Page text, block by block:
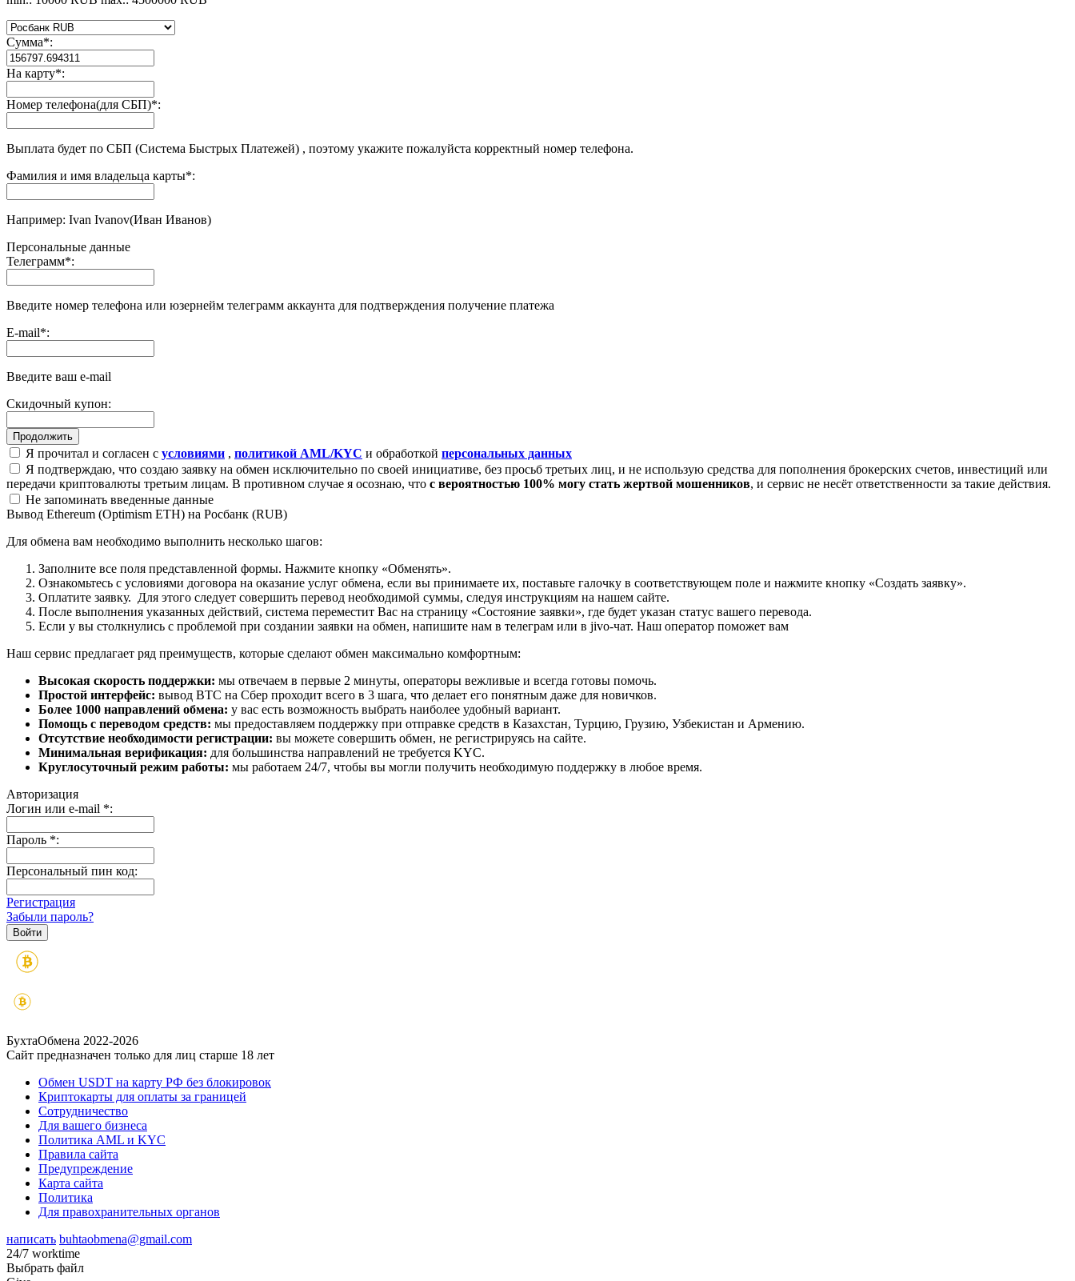
Сумма*:
На карту*:
Номер телефона(для СБП)*:
Выплата будет по СБП (Система Быстрых Платежей) , поэтому укажите пожалуйста корректный номер телефона.
Фамилия и имя владельца карты*:
Например: Ivan Ivanov(Иван Иванов)
Персональные данные
Телеграмм*:
Введите номер телефона или юзернейм телеграмм аккаунта для подтверждения получение платежа
E-mail*:
Введите ваш e-mail
Скидочный купон:
Я прочитал и согласен с условиями , политикой AML/KYC и обработкой персональных данных
Я подтверждаю, что создаю заявку на обмен исключительно по своей инициативе, без просьб третьих лиц, и не использую средства для пополнения брокерских счетов, инвестиций или
передачи криптовалюты третьим лицам. В противном случае я осознаю, что с вероятностью 100% могу стать жертвой мошенников, и сервис не несёт ответственности за такие действия.
Не запоминать введенные данные
Вывод Ethereum (Optimism ETH) на Росбанк (RUB)
Для обмена вам необходимо выполнить несколько шагов:
Заполните все поля представленной формы. Нажмите кнопку «Обменять».
Ознакомьтесь с условиями договора на оказание услуг обмена, если вы принимаете их, поставьте галочку в соответствующем поле и нажмите кнопку «Создать заявку».
Оплатите заявку. Для этого следует совершить перевод необходимой суммы, следуя инструкциям на нашем сайте.
После выполнения указанных действий, система переместит Вас на страницу «Состояние заявки», где будет указан статус вашего перевода.
Если у вы столкнулись с проблемой при создании заявки на обмен, напишите нам в телеграм или в jivo-чат. Наш оператор поможет вам
Наш сервис предлагает ряд преимуществ, которые сделают обмен максимально комфортным:
Высокая скорость поддержки: мы отвечаем в первые 2 минуты, операторы вежливые и всегда готовы помочь.
Простой интерфейс: вывод BTC на Сбер проходит всего в 3 шага, что делает его понятным даже для новичков.
Более 1000 направлений обмена: у вас есть возможность выбрать наиболее удобный вариант.
Помощь с переводом средств: мы предоставляем поддержку при отправке средств в Казахстан, Турцию, Грузию, Узбекистан и Армению.
Отсутствие необходимости регистрации: вы можете совершить обмен, не регистрируясь на сайте.
Минимальная верификация: для большинства направлений не требуется KYC.
Круглосуточный режим работы: мы работаем 24/7, чтобы вы могли получить необходимую поддержку в любое время.
Авторизация
Логин или e-mail *:
Пароль *:
Персональный пин код:
Регистрация
Забыли пароль?
БухтаОбмена 2022-2026
Сайт предназначен только для лиц старше 18 лет
Обмен USDT на карту РФ без блокировок
Криптокарты для оплаты за границей
Сотрудничество
Для вашего бизнеса
Политика AML и KYC
Правила сайта
Предупреждение
Карта сайта
Политика
Для правохранительных органов
написать buhtaobmena@gmail.com
24/7 worktime
Выбрать файл